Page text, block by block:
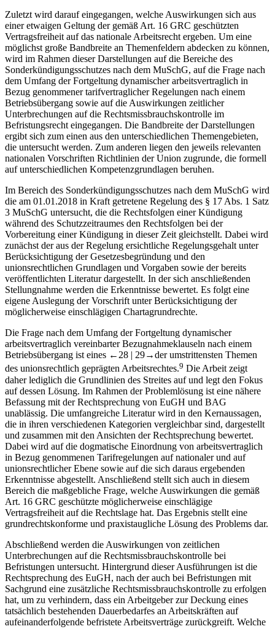
Zuletzt wird darauf eingegangen, welche Auswirkungen sich aus
einer etwaigen Geltung der gemäß Art. 16 GRC geschützten
Vertragsfreiheit auf das nationale Arbeitsrecht ergeben. Um eine
möglichst große Bandbreite an Themenfeldern abdecken zu können,
wird im Rahmen dieser Darstellungen auf die Bereiche des
Sonderkündigungsschutzes nach dem MuSchG, auf die Frage nach
dem Umfang der Fortgeltung dynamischer arbeitsvertraglich in
Bezug genommener tarifvertraglicher Regelungen nach einem
Betriebsübergang sowie auf die Auswirkungen zeitlicher
Unterbrechungen auf die Rechtsmissbrauchskontrolle im
Befristungsrecht eingegangen. Die Bandbreite der Darstellungen
ergibt sich zum einen aus den unterschiedlichen Themengebieten,
die untersucht werden. Zum anderen liegen den jeweils relevanten
nationalen Vorschriften Richtlinien der Union zugrunde, die formell
auf unterschiedlichen Kompetenzgrundlagen beruhen.
Im Bereich des Sonderkündigungsschutzes nach dem MuSchG wird
die am 01.01.2018 in Kraft getretene Regelung des § 17 Abs. 1 Satz
3 MuSchG untersucht, die die Rechtsfolgen einer Kündigung
während des Schutzzeitraumes den Rechtsfolgen bei der
Vorbereitung einer Kündigung in dieser Zeit gleichstellt. Dabei wird
zunächst der aus der Regelung ersichtliche Regelungsgehalt unter
Berücksichtigung der Gesetzesbegründung und den
unionsrechtlichen Grundlagen und Vorgaben sowie der bereits
veröffentlichten Literatur dargestellt. In der sich anschließenden
Stellungnahme werden die Erkenntnisse bewertet. Es folgt eine
eigene Auslegung der Vorschrift unter Berücksichtigung der
möglicherweise einschlägigen Chartagrundrechte.
Die Frage nach dem Umfang der Fortgeltung dynamischer
arbeitsvertraglich vereinbarter Bezugnahmeklauseln nach einem
Betriebsübergang ist eines ←28 | 29→der umstrittensten Themen
des unionsrechtlich geprägten Arbeitsrechtes.9 Die Arbeit zeigt
daher lediglich die Grundlinien des Streites auf und legt den Fokus
auf dessen Lösung. Im Rahmen der Problemlösung ist eine nähere
Befassung mit der Rechtsprechung von EuGH und BAG
unablässig. Die umfangreiche Literatur wird in den Kernaussagen,
die in ihren verschiedenen Kategorien vergleichbar sind, dargestellt
und zusammen mit den Ansichten der Rechtsprechung bewertet.
Dabei wird auf die dogmatische Einordnung von arbeitsvertraglich
in Bezug genommenen Tarifregelungen auf nationaler und auf
unionsrechtlicher Ebene sowie auf die sich daraus ergebenden
Erkenntnisse abgestellt. Anschließend stellt sich auch in diesem
Bereich die maßgebliche Frage, welche Auswirkungen die gemäß
Art. 16 GRC geschützte möglicherweise einschlägige
Vertragsfreiheit auf die Rechtslage hat. Das Ergebnis stellt eine
grundrechtskonforme und praxistaugliche Lösung des Problems dar.
Abschließend werden die Auswirkungen von zeitlichen
Unterbrechungen auf die Rechtsmissbrauchskontrolle bei
Befristungen untersucht. Hintergrund dieser Ausführungen ist die
Rechtsprechung des EuGH, nach der auch bei Befristungen mit
Sachgrund eine zusätzliche Rechtsmissbrauchskontrolle zu erfolgen
hat, um zu verhindern, dass ein Arbeitgeber zur Deckung eines
tatsächlich bestehenden Dauerbedarfes an Arbeitskräften auf
aufeinanderfolgende befristete Arbeitsverträge zurückgreift. Welche